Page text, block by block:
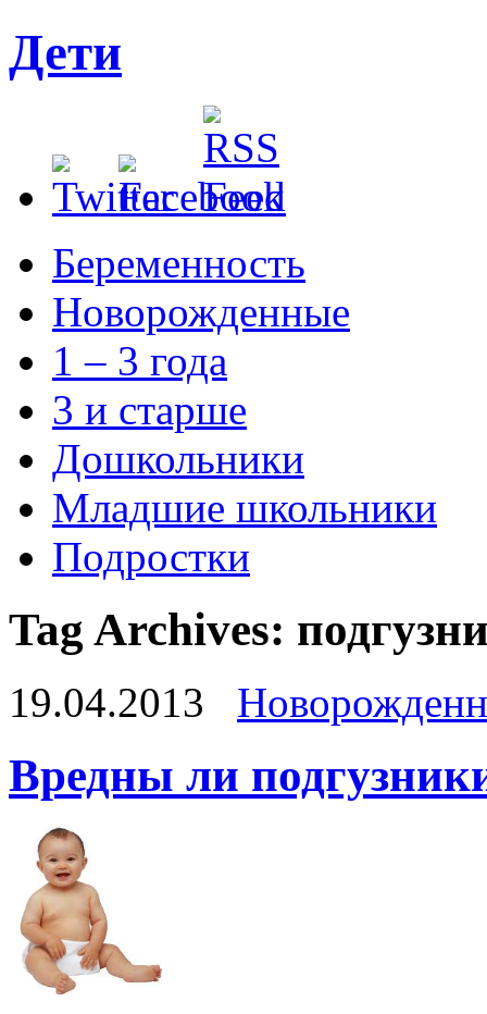
Дети
Беременность
Новорожденные
1 – 3 года
3 и старше
Дошкольники
Младшие школьники
Подростки
Tag Archives:
19.04.2013
Вредны ли